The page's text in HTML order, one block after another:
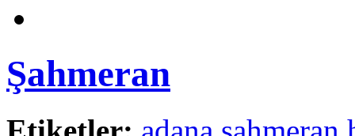
Şahmeran